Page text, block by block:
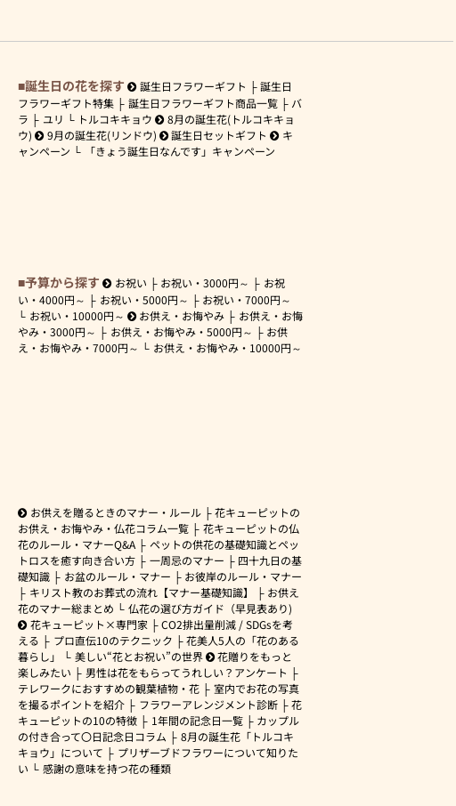
誕生日の花を探す 誕生日フラワーギフト
誕生日
フラワーギフト特集
誕生日フラワーギフト商品一覧
バ
ラ
ユリ トルコキキョウ
8月の誕生花(トルコキキョ
ウ)
9月の誕生花(リンドウ) 誕生日セットギフト
キ
ャンペーン
「きょう誕生日なんです」キャンペーン
予算から探す お祝い お祝い・3000円～
お祝
い・ 4000円～ お祝い・ 5000円～ お祝い・7000円～
お祝い・ 10000円～ お供え・お悔やみ
お供え・お悔
やみ・ 3000円～ お供え・お悔やみ・ 5000円～
お供
え・お悔やみ・ 7000円～ お供え・お悔やみ・ 10000円～
お供えを贈るときのマナー・ルール
花キューピットの
お供え・お悔やみ・仏花コラム一覧
花キューピットの仏
花のルール・マナーQ&A
ペットの供花の基礎知識とペッ
トロスを癒す向き合い方
一周忌のマナー
四十九日の基
礎知識
お盆のルール・マナー
お彼岸のルール・マナー
キリスト教のお葬式の流れ【マナー基礎知識】
お供え
花のマナー総まとめ
仏花の選び方ガイド（早見表あり)
花キューピット×専門家
CO2排出量削減 / SDGsを考
える
プロ直伝10のテクニック
花美人5人の「花のある
暮らし」
美しい“花とお祝い”の世界
花贈りをもっと
楽しみたい
男性は花をもらってうれしい？アンケート
テレワークにおすすめの観葉植物・花
室内でお花の写真
を撮るポイントを紹介
フラワーアレンジメント診断
花
キューピットの10の特徴
1年間の記念日一覧
カップル
の付き合って〇日記念日コラム
8月の誕生花「トルコキ
キョウ」について
プリザーブドフラワーについて知りた
い
感謝の意味を持つ花の種類